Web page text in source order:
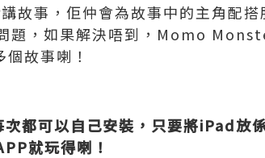
事，佢仲會為故事中的主角配搭
題，如果解決唔到，Momo
故事喇！
都可以自己安裝，只要將iPad放
就玩得喇！